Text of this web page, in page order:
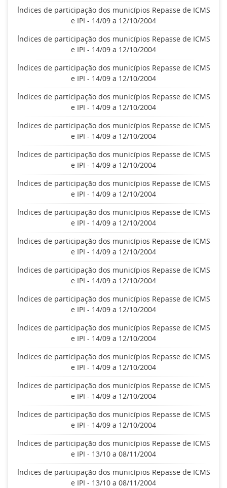
Índices de participação dos municípios Repasse de ICMS
e IPI - 14/09 a 12/10/2004
Índices de participação dos municípios Repasse de ICMS
e IPI - 14/09 a 12/10/2004
Índices de participação dos municípios Repasse de ICMS
e IPI - 14/09 a 12/10/2004
Índices de participação dos municípios Repasse de ICMS
e IPI - 14/09 a 12/10/2004
Índices de participação dos municípios Repasse de ICMS
e IPI - 14/09 a 12/10/2004
Índices de participação dos municípios Repasse de ICMS
e IPI - 14/09 a 12/10/2004
Índices de participação dos municípios Repasse de ICMS
e IPI - 14/09 a 12/10/2004
Índices de participação dos municípios Repasse de ICMS
e IPI - 14/09 a 12/10/2004
Índices de participação dos municípios Repasse de ICMS
e IPI - 14/09 a 12/10/2004
Índices de participação dos municípios Repasse de ICMS
e IPI - 14/09 a 12/10/2004
Índices de participação dos municípios Repasse de ICMS
e IPI - 14/09 a 12/10/2004
Índices de participação dos municípios Repasse de ICMS
e IPI - 14/09 a 12/10/2004
Índices de participação dos municípios Repasse de ICMS
e IPI - 14/09 a 12/10/2004
Índices de participação dos municípios Repasse de ICMS
e IPI - 14/09 a 12/10/2004
Índices de participação dos municípios Repasse de ICMS
e IPI - 14/09 a 12/10/2004
Índices de participação dos municípios Repasse de ICMS
e IPI - 13/10 a 08/11/2004
Índices de participação dos municípios Repasse de ICMS
e IPI - 13/10 a 08/11/2004